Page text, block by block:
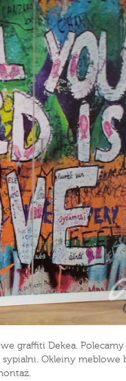
graffiti Dekea.
Okleiny meblowe